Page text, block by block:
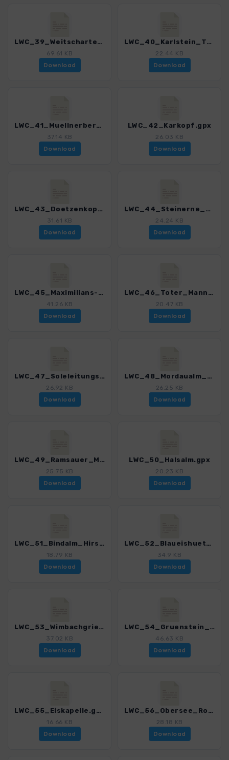
LWC_39_Weitschartenkopf.gpx
69.61 KB
Download
LWC_40_Karlstein_Thumsee.gpx
22.44 KB
Download
LWC_41_Muellnerberg-Runde.gpx
37.14 KB
Download
LWC_42_Karkopf.gpx
26.03 KB
Download
LWC_43_Doetzenkopf.gpx
31.61 KB
Download
LWC_44_Steinerne_Agnes.gpx
24.24 KB
Download
LWC_45_Maximilians-Reitweg.gpx
41.26 KB
Download
LWC_46_Toter_Mann.gpx
20.47 KB
Download
LWC_47_Soleleitungsweg.gpx
26.92 KB
Download
LWC_48_Mordaualm_Moosenalm.gpx
26.25 KB
Download
LWC_49_Ramsauer_Malerweg.gpx
25.75 KB
Download
LWC_50_Halsalm.gpx
20.23 KB
Download
LWC_51_Bindalm_Hirschbichl.gpx
18.79 KB
Download
LWC_52_Blaueishuette.gpx
34.9 KB
Download
LWC_53_Wimbachgrieshuette.gpx
37.02 KB
Download
LWC_54_Gruenstein_Archenkanzel.gpx
46.63 KB
Download
LWC_55_Eiskapelle.gpx
16.66 KB
Download
LWC_56_Obersee_Roethbachfall.gpx
28.18 KB
Download